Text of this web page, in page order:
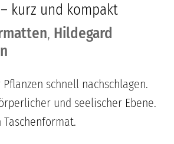
kurz und kompakt
, Hildegard
schnell nachschlagen.
und seelischer Ebene.